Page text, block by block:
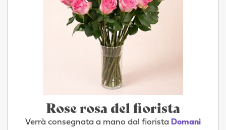
Rose rosa del fiorista
Verrà consegnata a mano dal fiorista Domani